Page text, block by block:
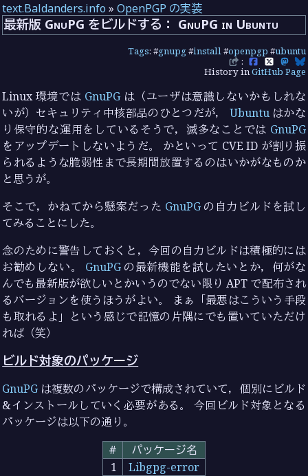
text.Baldanders.info »OpenPGP の実装
最新版 GnuPG をビルドする： GnuPG in Ubuntu
Tags: #gnupg#install#openpgp #ubuntu
:
History inGitHub Page
Linux 環境では GnuPGは（ユーザは意識しないかもしれな
いが）セキュリティ中核部品のひとつだが， Ubuntuはかな
り保守的な運用をしているそうで，滅多なことでは GnuPG
をアップデートしないようだ。 かといって CVE ID が割り振
られるような脆弱性まで長期間放置するのはいかがなものか
と思うが。
そこで，かねてから懸案だった GnuPGの自力ビルドを試し
てみることにした。
念のために警告しておくと，今回の自力ビルドは積極的には
お勧めしない。 GnuPGの最新機能を試したいとか，何がな
んでも最新版が欲しいとかいうのでない限り APT で配布され
るバージョンを使うほうがよい。 まぁ「最悪はこういう手段
も取れるよ」という感じで記憶の片隅にでも置いていただけ
れば（笑）
ビルド対象のパッケージ
GnuPG は複数のパッケージで構成されていて，個別にビルド
&インストールしていく必要がある。 今回ビルド対象となる
パッケージは以下の通り。
#
パッケージ名
1
Libgpg-error